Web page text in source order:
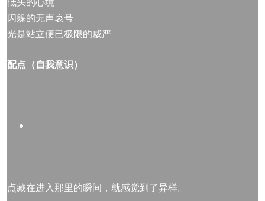
闪躲的无声哀号
光是站立便已极限的威严
配点（自我意识）
点藏在进入那里的瞬间，就感觉到了异样。